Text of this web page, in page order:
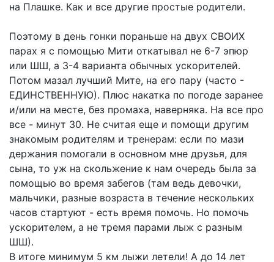
на Плашке. Как и все другие простые родители.
Поэтому в день гонки пораньше на двух СВОИХ
парах я с помощью Мити откатывал не 6-7 эпюр
или ШШ, а 3-4 варианта обычных ускорителей.
Потом мазал лучший Мите, на его пару (часто -
ЕДИНСТВЕННУЮ). Плюс накатка по погоде заранее
и/или на месте, без промаха, наверняка. На все про
все - минут 30. Не считая еще и помощи другим
знакомым родителям и тренерам: если по мази
держания помогали в основном мне друзья, для
сына, то уж на скольжение к нам очередь была за
помощью во время забегов (там ведь девочки,
мальчики, разные возраста в течение нескольких
часов стартуют - есть время помочь. Но помочь
ускорителем, а не тремя парами лыж с разным
ШШ).
В итоге минимум 5 км лыжи летели! А до 14 лет